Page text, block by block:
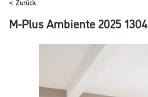
Zurück
M-Plus Ambiente 2025 1304